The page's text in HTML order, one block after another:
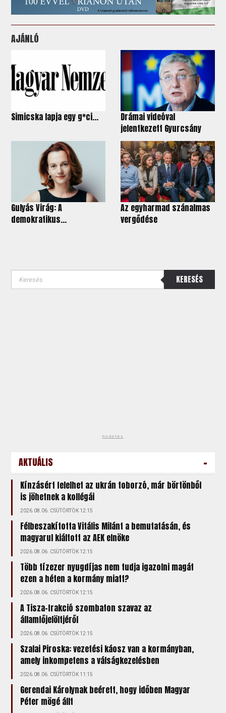
AJÁNLÓ
Simicska lapja egy g*ci…
Drámai videóval
jelentkezett Gyurcsány
Gulyás Virág: A
demokratikus...
Az egyharmad szánalmas
vergődése
KERESÉS
hirdetés
AKTUÁLIS -
Kínzásért felelhet az ukrán toborzó, már börtönből
is jöhetnek a kollégái
2026.08.06. CSÜTÖRTÖK 12:15
Félbeszakította Vitális Milánt a bemutatásán, és
magyarul kiáltott az AEK elnöke
2026.08.06. CSÜTÖRTÖK 12:15
Több tízezer nyugdíjas nem tudja igazolni magát
ezen a héten a kormány miatt?
2026.08.06. CSÜTÖRTÖK 12:15
A Tisza-frakció szombaton szavaz az
államfőjelöltjéről
2026.08.06. CSÜTÖRTÖK 12:15
Szalai Piroska: vezetési káosz van a kormányban,
amely inkompetens a válságkezelésben
2026.08.06. CSÜTÖRTÖK 11:15
Gerendai Károlynak beérett, hogy időben Magyar
Péter mögé állt